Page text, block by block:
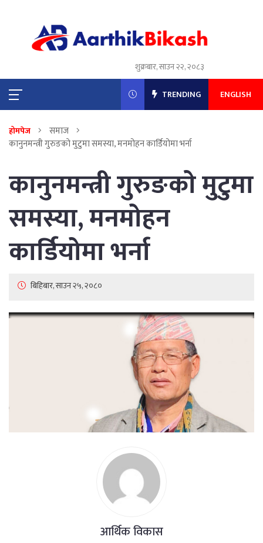
शुक्रबार, साउन २२, २०८३
TRENDING ENGLISH
होमपेज
समाज
कानुनमन्त्री गुरुङकाे मुटुमा समस्या, मनमोहन कार्डियोमा भर्ना
कानुनमन्त्री गुरुङकाे मुटुमा
समस्या, मनमोहन
कार्डियोमा भर्ना
बिहिबार, साउन २५, २०८०
आर्थिक विकास